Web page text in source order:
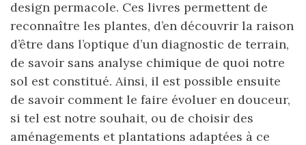
design permacole. Ces livres permettent de
reconnaître les plantes, d’en découvrir la raison
d’être dans l’optique d’un diagnostic de terrain,
de savoir sans analyse chimique de quoi notre
sol est constitué. Ainsi, il est possible ensuite
de savoir comment le faire évoluer en douceur,
si tel est notre souhait, ou de choisir des
aménagements et plantations adaptées à ce